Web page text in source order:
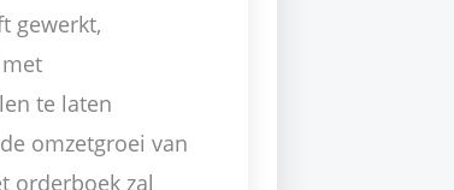
gewerkt,
te laten
omzetgroei van
orderboek zal